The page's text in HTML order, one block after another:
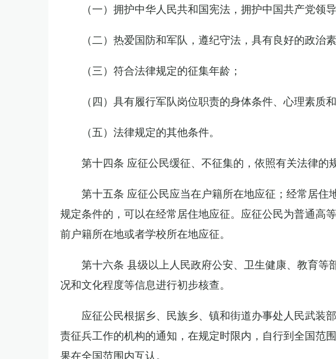
（一）拥护中华人民共和国宪法，拥护中国共产党领
（二）热爱国防和军队，遵纪守法，具有良好的政治
（三）符合法律规定的征集年龄；
（四）具有履行军队岗位职责的身体条件、心理素质
（五）法律规定的其他条件。
第十四条 应征公民缓征、不征集的，依照有关法律的
第十五条 应征公民应当在户籍所在地应征；经常居
规定条件的，可以在经常居住地应征。应征公民为普通高
前户籍所在地或者学校所在地应征。
第十六条 县级以上人民政府公安、卫生健康、教育
况和文化程度等信息进行初步核查。
应征公民根据乡、民族乡、镇和街道办事处人民武装
责征兵工作的机构的通知，在规定时限内，自行到全国范
果在全国范围内互认。